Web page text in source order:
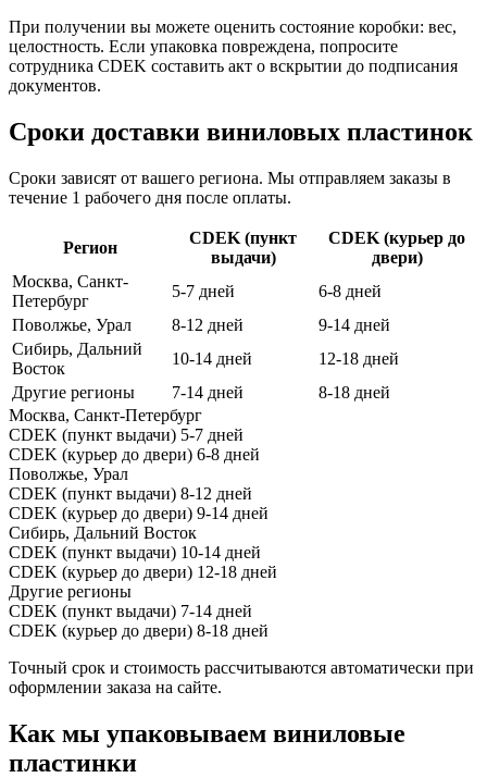
При получении вы можете оценить состояние коробки: вес,
целостность. Если упаковка повреждена, попросите
сотрудника CDEK составить акт о вскрытии до подписания
документов.
Сроки доставки виниловых пластинок
Сроки зависят от вашего региона. Мы отправляем заказы в
течение 1 рабочего дня после оплаты.
Регион
CDEK (пункт
выдачи)
CDEK (курьер до
двери)
Москва, Санкт-
Петербург
5-7 дней
6-8 дней
Поволжье, Урал
8-12 дней
9-14 дней
Сибирь, Дальний
Восток
10-14 дней
12-18 дней
Другие регионы
7-14 дней
8-18 дней
Москва, Санкт-Петербург
CDEK (пункт выдачи) 5-7 дней
CDEK (курьер до двери) 6-8 дней
Поволжье, Урал
CDEK (пункт выдачи) 8-12 дней
CDEK (курьер до двери) 9-14 дней
Сибирь, Дальний Восток
CDEK (пункт выдачи) 10-14 дней
CDEK (курьер до двери) 12-18 дней
Другие регионы
CDEK (пункт выдачи) 7-14 дней
CDEK (курьер до двери) 8-18 дней
Точный срок и стоимость рассчитываются автоматически при
оформлении заказа на сайте.
Как мы упаковываем виниловые
пластинки